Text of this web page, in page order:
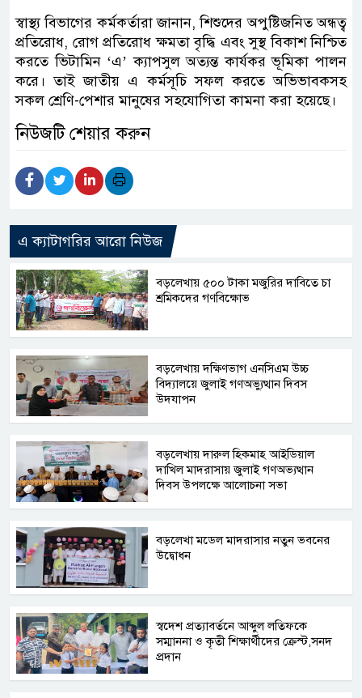
স্বাস্থ্য বিভাগের কর্মকর্তারা জানান, শিশুদের অপুষ্টিজনিত অন্ধত্ব
প্রতিরোধ, রোগ প্রতিরোধ ক্ষমতা বৃদ্ধি এবং সুস্থ বিকাশ নিশ্চিত
করতে ভিটামিন ‘এ’ ক্যাপসুল অত্যন্ত কার্যকর ভূমিকা পালন
করে। তাই জাতীয় এ কর্মসূচি সফল করতে অভিভাবকসহ
সকল শ্রেণি-পেশার মানুষের সহযোগিতা কামনা করা হয়েছে।
নিউজটি শেয়ার করুন
এ ক্যাটাগরির আরো নিউজ
বড়লেখায় ৫০০ টাকা মজুরির দাবিতে চা
শ্রমিকদের গণবিক্ষোভ
বড়লেখায় দক্ষিণভাগ এনসিএম উচ্চ
বিদ্যালয়ে জুলাই গণঅভ্যুত্থান দিবস
উদযাপন
বড়লেখায় দারুল হিকমাহ আইডিয়াল
দাখিল মাদরাসায় জুলাই গণঅভ্যত্থান
দিবস উপলক্ষে আলোচনা সভা
বড়লেখা মডেল মাদরাসার নতুন ভবনের
উদ্বোধন
স্বদেশ প্রত্যাবর্তনে আব্দুল লতিফকে
সম্মাননা ও কৃতী শিক্ষার্থীদের ক্রেস্ট,সনদ
প্রদান